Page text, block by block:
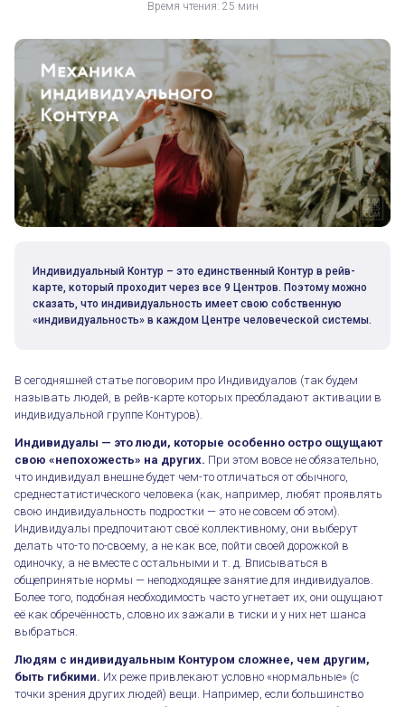
Время чтения: 25 мин
Индивидуальный Контур – это единственный Контур в рейв-
карте, который проходит через все 9 Центров. Поэтому можно
сказать, что индивидуальность имеет свою собственную
«индивидуальность» в каждом Центре человеческой системы.
В сегодняшней статье поговорим про Индивидуалов (так будем
называть людей, в рейв-карте которых преобладают активации в
индивидуальной группе Контуров).
Индивидуалы — это люди, которые особенно остро ощущают
свою «непохожесть» на других. При этом вовсе не обязательно,
что индивидуал внешне будет чем-то отличаться от обычного,
среднестатистического человека (как, например, любят проявлять
свою индивидуальность подростки — это не совсем об этом).
Индивидуалы предпочитают своё коллективному, они выберут
делать что-то по-своему, а не как все, пойти своей дорожкой в
одиночку, а не вместе с остальными и т. д. Вписываться в
общепринятые нормы — неподходящее занятие для индивидуалов.
Более того, подобная необходимость часто угнетает их, они ощущают
её как обречённость, словно их зажали в тиски и у них нет шанса
выбраться.
Людям с индивидуальным Контуром сложнее, чем другим,
быть гибкими. Их реже привлекают условно «нормальные» (с
точки зрения других людей) вещи. Например, если большинство